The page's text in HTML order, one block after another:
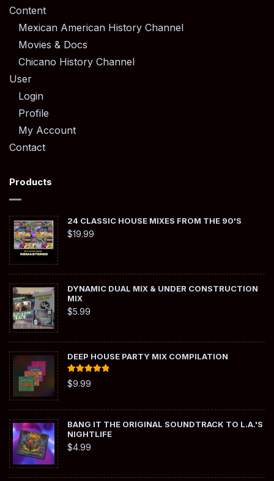
Content
Mexican American History Channel
Movies & Docs
Chicano History Channel
User
Login
Profile
My Account
Contact
Products
24 CLASSIC HOUSE MIXES FROM THE 90'S
$19.99
DYNAMIC DUAL MIX & UNDER CONSTRUCTION
MIX
$5.99
DEEP HOUSE PARTY MIX COMPILATION
Rated
out of 5
$9.99
BANG IT THE ORIGINAL SOUNDTRACK TO L.A.'S
NIGHTLIFE
$4.99